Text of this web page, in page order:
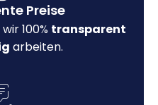
Preise
100% transparent
arbeiten.